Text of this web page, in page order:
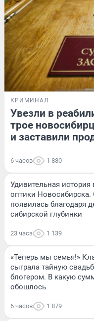
КРИМИНАЛ
Увезли в
трое
и заставили
6 часов 1 880
Удивительная история
оптики Новосибирска.
появилась благодаря
сибирской глубинки
23 часа 1 139
«Теперь мы семья!»
сыграла тайную
блогером. В какую
обошлось
6 часов 1 879